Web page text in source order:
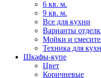
6 кв. м.
9 кв. м.
Все для кухни
Варианты
Мойки и
Техника для
Шкафы-купе
Цвет
Коричневые